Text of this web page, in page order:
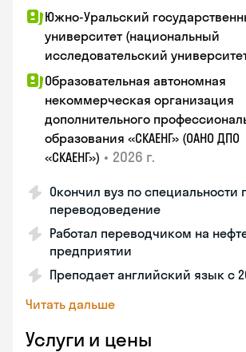
Южно-Уральский
университет (национальный
исследовательский
Образовательная автономная
некоммерческая организация
дополнительного
образования «СКАЕНГ» (ОАНО ДПО
«СКАЕНГ») • 2026 г.
Окончил вуз по специальности
переводоведение
Работал переводчиком на
предприятии
Преподает английский язык с
Читать дальше
Услуги и цены